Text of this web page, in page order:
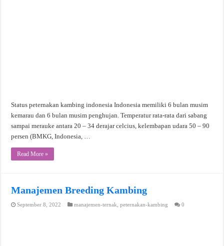
Status peternakan kambing indonesia Indonesia memiliki 6 bulan musim
kemarau dan 6 bulan musim penghujan. Temperatur rata-rata dari sabang
sampai merauke antara 20 – 34 derajar celcius, kelembapan udara 50 – 90
persen (BMKG, Indonesia, …
Read More »
Manajemen Breeding Kambing
September 8, 2022 manajemen-ternak ,peternakan-kambing 0